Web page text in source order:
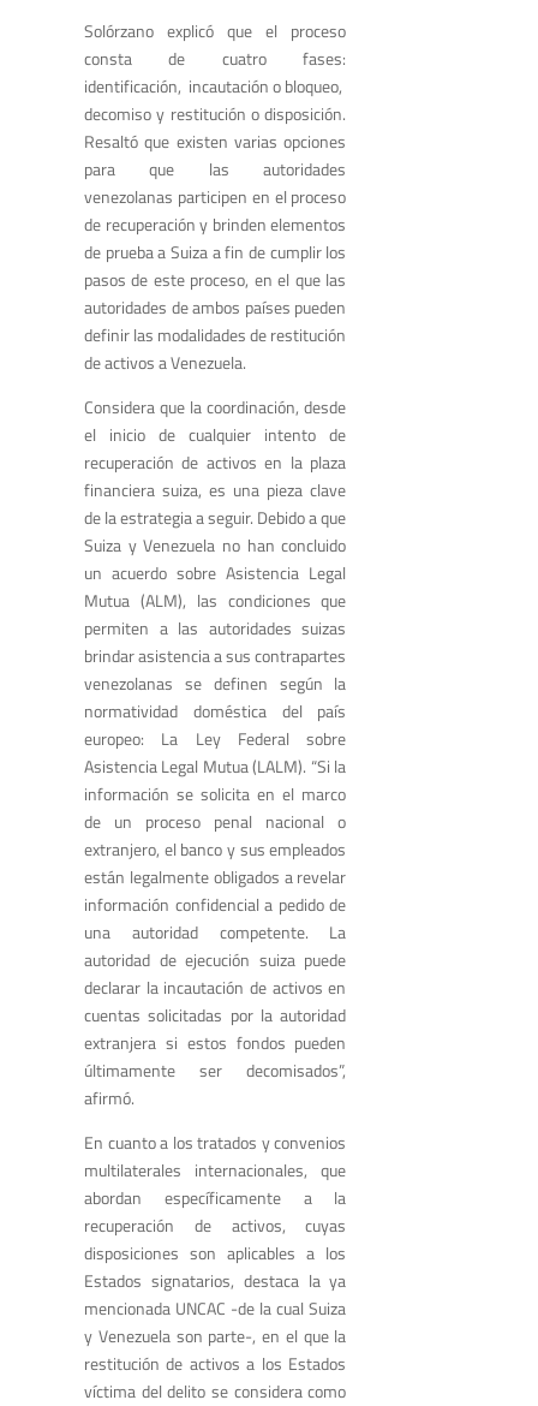
Solórzano explicó que el proceso
consta de cuatro fases:
identificación, incautación o bloqueo,
decomiso y restitución o disposición.
Resaltó que existen varias opciones
para que las autoridades
venezolanas participen en el proceso
de recuperación y brinden elementos
de prueba a Suiza a fin de cumplir los
pasos de este proceso, en el que las
autoridades de ambos países pueden
definir las modalidades de restitución
de activos a Venezuela.
Considera que la coordinación, desde
el inicio de cualquier intento de
recuperación de activos en la plaza
financiera suiza, es una pieza clave
de la estrategia a seguir. Debido a que
Suiza y Venezuela no han concluido
un acuerdo sobre Asistencia Legal
Mutua (ALM), las condiciones que
permiten a las autoridades suizas
brindar asistencia a sus contrapartes
venezolanas se definen según la
normatividad doméstica del país
europeo: La Ley Federal sobre
Asistencia Legal Mutua (LALM). “Si la
información se solicita en el marco
de un proceso penal nacional o
extranjero, el banco y sus empleados
están legalmente obligados a revelar
información confidencial a pedido de
una autoridad competente. La
autoridad de ejecución suiza puede
declarar la incautación de activos en
cuentas solicitadas por la autoridad
extranjera si estos fondos pueden
últimamente ser decomisados”,
afirmó.
En cuanto a los tratados y convenios
multilaterales internacionales, que
abordan específicamente a la
recuperación de activos, cuyas
disposiciones son aplicables a los
Estados signatarios, destaca la ya
mencionada UNCAC -de la cual Suiza
y Venezuela son parte-, en el que la
restitución de activos a los Estados
víctima del delito se considera como